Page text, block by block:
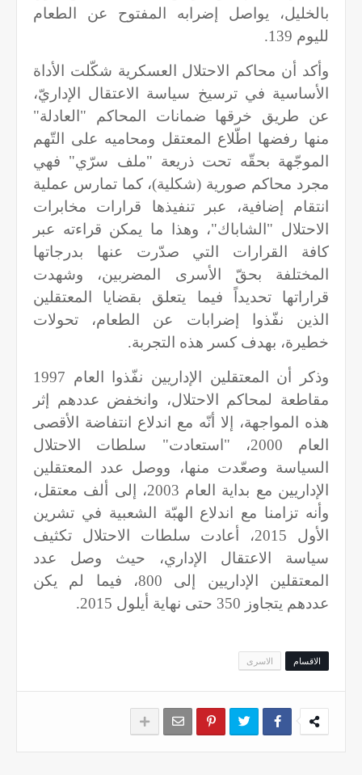
بالخليل، يواصل إضرابه المفتوح عن الطعام
لليوم 139.
وأكد أن محاكم الاحتلال العسكرية شكّلت الأداة
الأساسية في ترسيخ سياسة الاعتقال الإداريّ،
عن طريق خرقها ضمانات المحاكم "العادلة"
منها رفضها اطّلاع المعتقل ومحاميه على التّهم
الموجّهة بحقّه تحت ذريعة "ملف سرّي" فهي
مجرد محاكم صورية (شكلية)، كما تمارس عملية
انتقام إضافية، عبر تنفيذها قرارات مخابرات
الاحتلال "الشاباك"، وهذا ما يمكن قراءته عبر
كافة القرارات التي صدّرت عنها بدرجاتها
المختلفة بحقّ الأسرى المضربين، وشهدت
قراراتها تحديداً فيما يتعلق بقضايا المعتقلين
الذين نفّذوا إضرابات عن الطعام، تحولات
خطيرة، بهدف كسر هذه التجربة.
وذكر أن المعتقلين الإداريين نفّذوا العام 1997
مقاطعة لمحاكم الاحتلال، وانخفض عددهم إثر
هذه المواجهة، إلا أنّه مع اندلاع انتفاضة الأقصى
العام 2000، "استعادت" سلطات الاحتلال
السياسة وصعّدت منها، ووصل عدد المعتقلين
الإداريين مع بداية العام 2003، إلى ألف معتقل،
وأنه تزامنا مع اندلاع الهبّة الشعبية في تشرين
الأول 2015، أعادت سلطات الاحتلال تكثيف
سياسة الاعتقال الإداري، حيث وصل عدد
المعتقلين الإداريين إلى 800، فيما لم يكن
عددهم يتجاوز 350 حتى نهاية أيلول 2015.
الاقسام الاسرى